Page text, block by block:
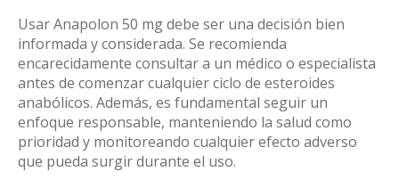
Usar Anapolon 50 mg debe ser una decisión bien
informada y considerada. Se recomienda
encarecidamente consultar a un médico o especialista
antes de comenzar cualquier ciclo de esteroides
anabólicos. Además, es fundamental seguir un
enfoque responsable, manteniendo la salud como
prioridad y monitoreando cualquier efecto adverso
que pueda surgir durante el uso.